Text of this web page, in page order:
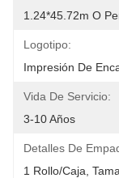
1.24*45.72m O
Logotipo:
Impresión De
Vida De Servicio:
3-10 Años
Detalles De
1 Rollo/caja,